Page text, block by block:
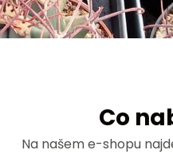
Co
Na našem e-shopu